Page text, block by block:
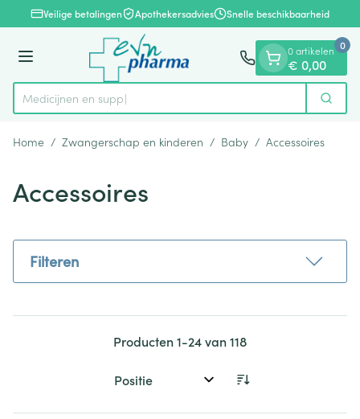
Ga naar de inhoud
1 van 1Veilige betalingen Apothekersadvies Snelle beschikbaarheid
Menu
Product, merk, categorie... Zoek
0 artikelen
€ 0,00
0
Home / Zwangerschap en kinderen / Baby / Accessoires
Accessoires
Filteren
Producten1-24van118
Sorteer op: